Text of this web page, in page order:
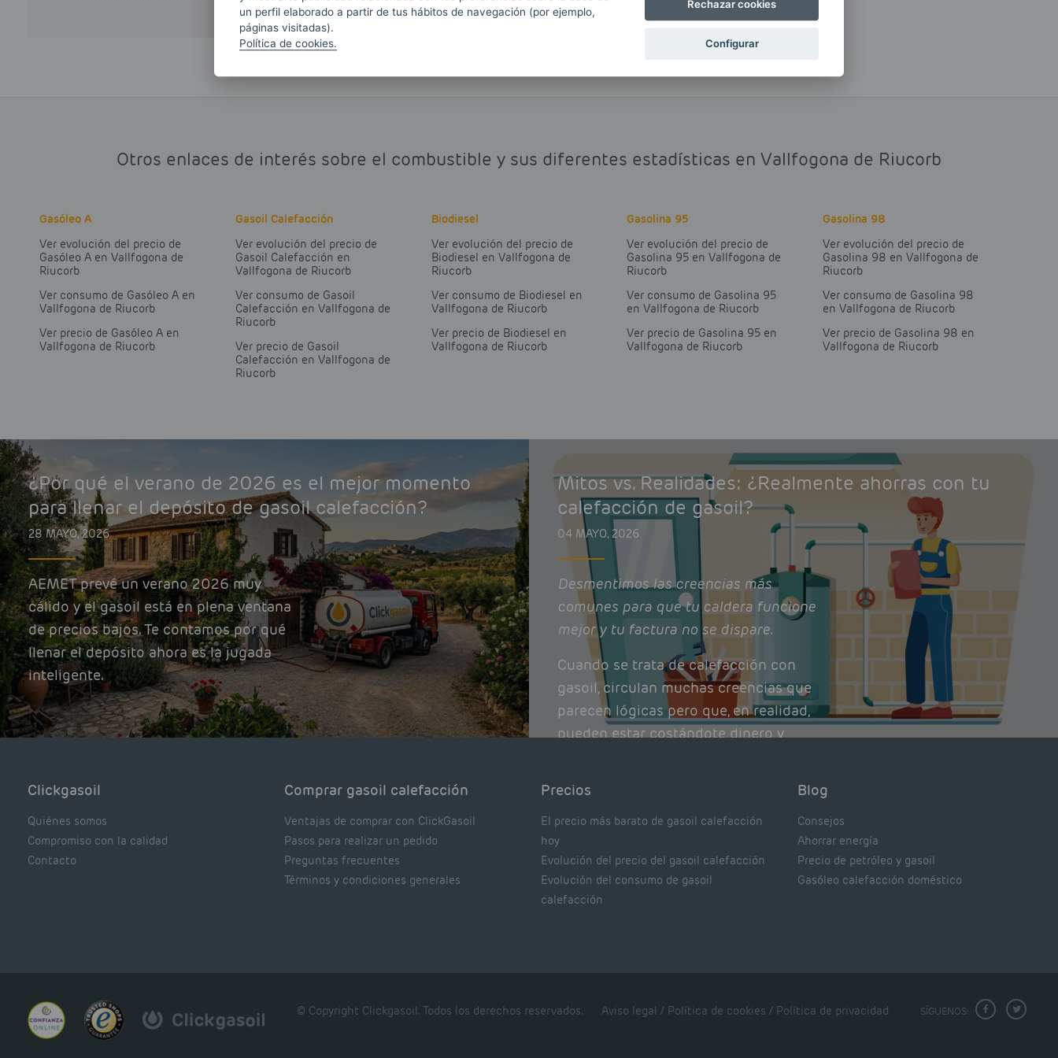
Otros enlaces de interés sobre el combustible y sus diferentes estadísticas en Vallfogona de Riucorb
Gasóleo A
Ver evolución del precio de
Gasóleo A en Vallfogona de
Riucorb
Ver consumo de Gasóleo A en
Vallfogona de Riucorb
Ver precio de Gasóleo A en
Vallfogona de Riucorb
Gasoil Calefacción
Ver evolución del precio de
Gasoil Calefacción en
Vallfogona de Riucorb
Ver consumo de Gasoil
Calefacción en Vallfogona de
Riucorb
Ver precio de Gasoil
Calefacción en Vallfogona de
Riucorb
Biodiesel
Ver evolución del precio de
Biodiesel en Vallfogona de
Riucorb
Ver consumo de Biodiesel en
Vallfogona de Riucorb
Ver precio de Biodiesel en
Vallfogona de Riucorb
Gasolina 95
Ver evolución del precio de
Gasolina 95 en Vallfogona de
Riucorb
Ver consumo de Gasolina 95
en Vallfogona de Riucorb
Ver precio de Gasolina 95 en
Vallfogona de Riucorb
Gasolina 98
Ver evolución del precio de
Gasolina 98 en Vallfogona de
Riucorb
Ver consumo de Gasolina 98
en Vallfogona de Riucorb
Ver precio de Gasolina 98 en
Vallfogona de Riucorb
¿Por qué el verano de 2026 es el mejor momento
para llenar el depósito de gasoil calefacción?
28 MAYO, 2026
AEMET prevé un verano 2026 muy
cálido y el gasoil está en plena ventana
de precios bajos. Te contamos por qué
llenar el depósito ahora es la jugada
inteligente.
Mitos vs. Realidades: ¿Realmente ahorras con tu
calefacción de gasoil?
04 MAYO, 2026
Desmentimos las creencias más
comunes para que tu caldera funcione
mejor y tu factura no se dispare.
Cuando se trata de calefacción con
gasoil, circulan muchas creencias que
parecen lógicas pero que, en realidad,
pueden estar costándote dinero y
Clickgasoil
Quiénes somos
Compromiso con la calidad
Contacto
Comprar gasoil calefacción
Ventajas de comprar con ClickGasoil
Pasos para realizar un pedido
Preguntas frecuentes
Términos y condiciones generales
Precios
El precio más barato de gasoil calefacción
hoy
Evolución del precio del gasoil calefacción
Evolución del consumo de gasoil
calefacción
Blog
Consejos
Ahorrar energía
Precio de petróleo y gasoil
Gasóleo calefacción doméstico
© Copyright Clickgasoil. Todos los derechos reservados. Aviso legal / Política de cookies / Política de privacidad SÍGUENOS:
un perfil elaborado a partir de tus hábitos de navegación (por ejemplo,
páginas visitadas).
Política de cookies.
Rechazar cookies
Configurar